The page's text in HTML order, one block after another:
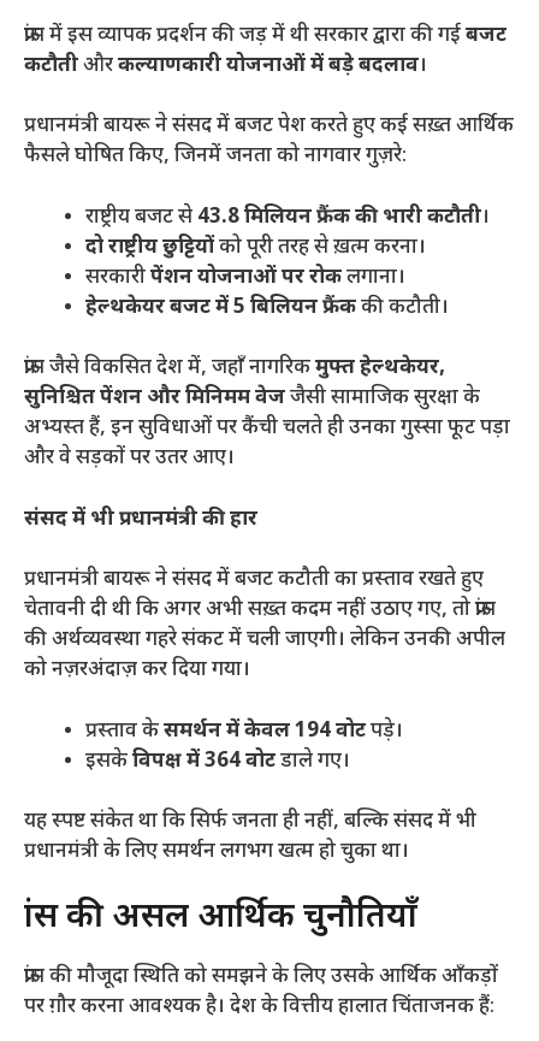
​फ्रांस में इस व्यापक प्रदर्शन की जड़ में थी सरकार द्वारा की गईबजट
कटौतीऔरकल्याणकारी योजनाओं में बड़े बदलाव।
​प्रधानमंत्री बायरू ने संसद में बजट पेश करते हुए कई सख़्त आर्थिक
फैसले घोषित किए, जिनमें जनता को नागवार गुज़रे:
​राष्ट्रीय बजट से 43.8 मिलियन फ्रैंक की भारी कटौती।
दो राष्ट्रीय छुट्टियोंको पूरी तरह से ख़त्म करना।
​सरकारीपेंशन योजनाओं पर रोकलगाना।
हेल्थकेयर बजट में 5 बिलियन फ्रैंककी कटौती।
​फ्रांस जैसे विकसित देश में, जहाँ नागरिकमुफ्त हेल्थकेयर,
सुनिश्चित पेंशन और मिनिमम वेजजैसी सामाजिक सुरक्षा के
अभ्यस्त हैं, इन सुविधाओं पर कैंची चलते ही उनका गुस्सा फूट पड़ा
और वे सड़कों पर उतर आए।
संसद में भी प्रधानमंत्री की हार
​प्रधानमंत्री बायरू ने संसद में बजट कटौती का प्रस्ताव रखते हुए
चेतावनी दी थी कि अगर अभी सख़्त कदम नहीं उठाए गए, तो फ्रांस
की अर्थव्यवस्था गहरे संकट में चली जाएगी। लेकिन उनकी अपील
को नज़रअंदाज़ कर दिया गया।
​प्रस्ताव केसमर्थन में केवल 194 वोटपड़े।
​इसकेविपक्ष में 364 वोटडाले गए।
​यह स्पष्ट संकेत था कि सिर्फ जनता ही नहीं, बल्कि संसद में भी
प्रधानमंत्री के लिए समर्थन लगभग खत्म हो चुका था।
​फ्रांस की असल आर्थिक चुनौतियाँ
​फ्रांस की मौजूदा स्थिति को समझने के लिए उसके आर्थिक आँकड़ों
पर ग़ौर करना आवश्यक है। देश के वित्तीय हालात चिंताजनक हैं: